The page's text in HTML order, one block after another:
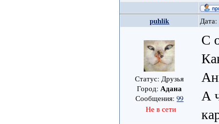
puhlik Дата:
Статус: Друзья
Город:Адана
Сообщения:99
Не в сети
С
А